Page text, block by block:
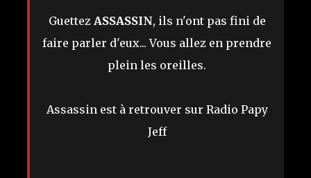
Guettez ASSASSIN, ils n'ont pas fini de
faire parler d'eux... Vous allez en prendre
plein les oreilles.
Assassin est à retrouver sur Radio Papy
Jeff